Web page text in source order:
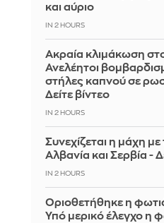
και αύριο
IN 2 HOURS
Ακραία κλιμάκωση
Ανελέητοι
στήλες καπνού σε
Δείτε βίντεο
IN 2 HOURS
Συνεχίζεται η μάχη
Αλβανία και Σερβία -
IN 2 HOURS
Οριοθετήθηκε η
Υπό μερικό έλεγχο η